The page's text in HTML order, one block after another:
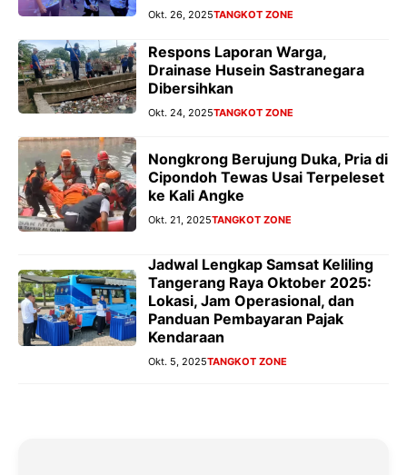
Okt. 26, 2025TANGKOT ZONE
Respons Laporan Warga,
Drainase Husein Sastranegara
Dibersihkan
Okt. 24, 2025TANGKOT ZONE
Nongkrong Berujung Duka, Pria di
Cipondoh Tewas Usai Terpeleset
ke Kali Angke
Okt. 21, 2025TANGKOT ZONE
Jadwal Lengkap Samsat Keliling
Tangerang Raya Oktober 2025:
Lokasi, Jam Operasional, dan
Panduan Pembayaran Pajak
Kendaraan
Okt. 5, 2025TANGKOT ZONE